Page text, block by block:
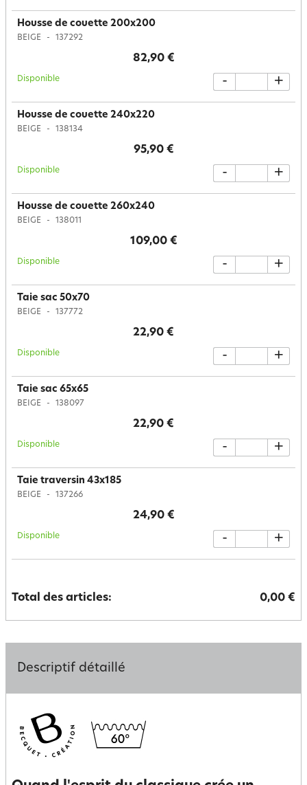
Housse de couette 200x200
BEIGE 137292
82,90 €
Disponible - +
Housse de couette 240x220
BEIGE 138134
95,90 €
Disponible - +
Housse de couette 260x240
BEIGE 138011
109,00 €
Disponible - +
Taie sac 50x70
BEIGE 137772
22,90 €
Disponible - +
Taie sac 65x65
BEIGE 138097
22,90 €
Disponible - +
Taie traversin 43x185
BEIGE 137266
24,90 €
Disponible - +
Total des articles: 0,00 €
Descriptif détaillé